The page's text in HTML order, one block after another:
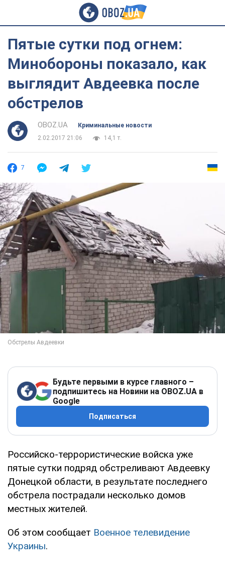
Пятые сутки под огнем:
Минобороны показало, как
выглядит Авдеевка после
обстрелов
OBOZ.UA
Криминальные новости
2.02.2017 21:06
14,1 т.
7
Будьте первыми в курсе главного –
подпишитесь на Новини на OBOZ.UA в
Google
Подписаться
Российско-террористические войска уже
пятые сутки подряд обстреливают Авдеевку
Донецкой области, в результате последнего
обстрела пострадали несколько домов
местных жителей.
Об этом сообщает Военное телевидение
Украины.